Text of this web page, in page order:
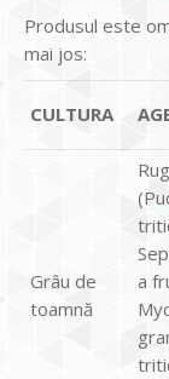
Produsul este
mai jos:
CULTURA AG
Grâu de
toamnă
a